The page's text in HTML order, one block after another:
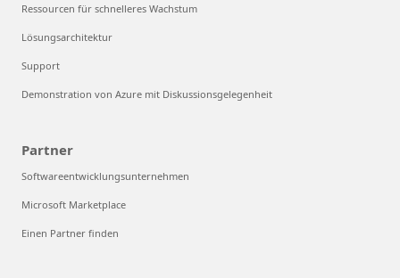
Ressourcen für schnelleres Wachstum
Lösungsarchitektur
Support
Demonstration von Azure mit Diskussionsgelegenheit
Partner
Softwareentwicklungsunternehmen
Microsoft Marketplace
Einen Partner finden